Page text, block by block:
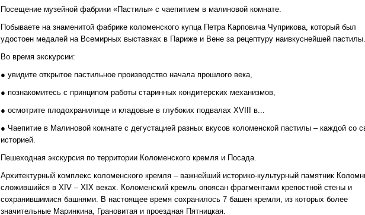
Посещение музейной фабрики «Пастилы» с чаепитием в малиновой комнате.
Побываете на знаменитой фабрике коломенского купца Петра Карповича Чуприкова, который был
удостоен медалей на Всемирных выставках в Париже и Вене за рецептуру наивкуснейшей пастилы.
Во время экскурсии:
● увидите открытое пастильное производство начала прошлого века,
● познакомитесь с принципом работы старинных кондитерских механизмов,
● осмотрите плодохранилище и кладовые в глубоких подвалах XVIII в...
● Чаепитие в Малиновой комнате с дегустацией разных вкусов коломенской пастилы – каждой со
историей.
Пешеходная экскурсия по территории Коломенского кремля и Посада.
Архитектурный комплекс коломенского кремля – важнейший историко-культурный памятник
сложившийся в XIV – XIX веках. Коломенский кремль опоясан фрагментами крепостной стены и
сохранившимися башнями. В настоящее время сохранилось 7 башен кремля, из которых более
значительные Маринкина, Грановитая и проездная Пятницкая.